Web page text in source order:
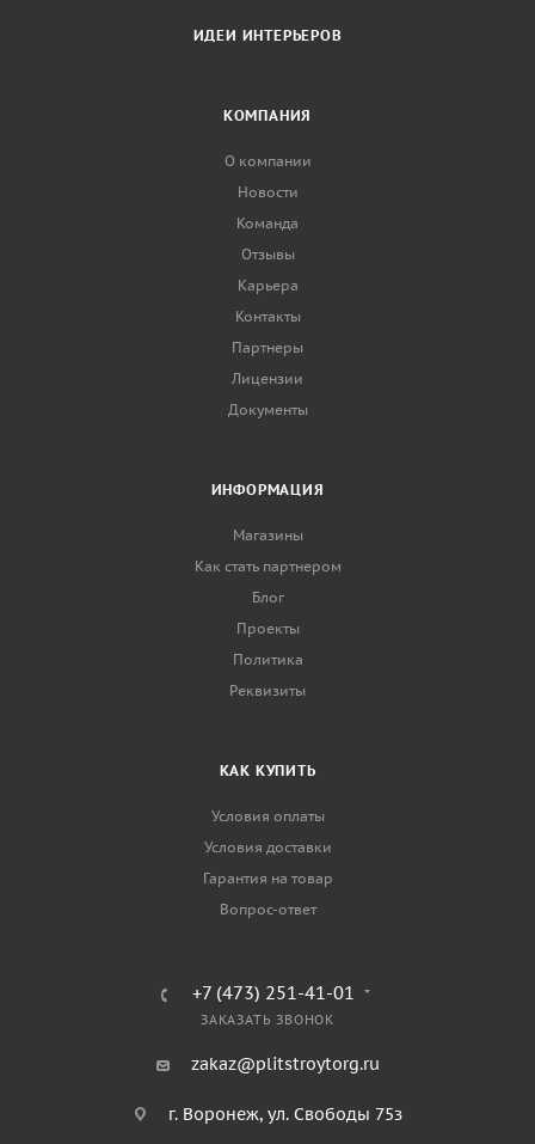
ИДЕИ ИНТЕРЬЕРОВ
КОМПАНИЯ
О компании
Новости
Команда
Отзывы
Карьера
Контакты
Партнеры
Лицензии
Документы
ИНФОРМАЦИЯ
Магазины
Как стать партнером
Блог
Проекты
Политика
Реквизиты
КАК КУПИТЬ
Условия оплаты
Условия доставки
Гарантия на товар
Вопрос-ответ
+7 (473) 251-41-01
ЗАКАЗАТЬ ЗВОНОК
zakaz@plitstroytorg.ru
г. Воронеж, ул. Свободы 75з